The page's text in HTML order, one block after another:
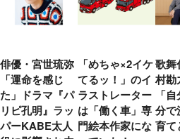
俳優・宮世琉弥
「運命を感じ
た」ドラマ『パ
リピ孔明』ラッ
パーKABE太人
「めちゃ×2イケ
てるッ！」のイ
ラストレーター
は「働く車」専
門絵本作家にな
歌
村
「
分で
育て